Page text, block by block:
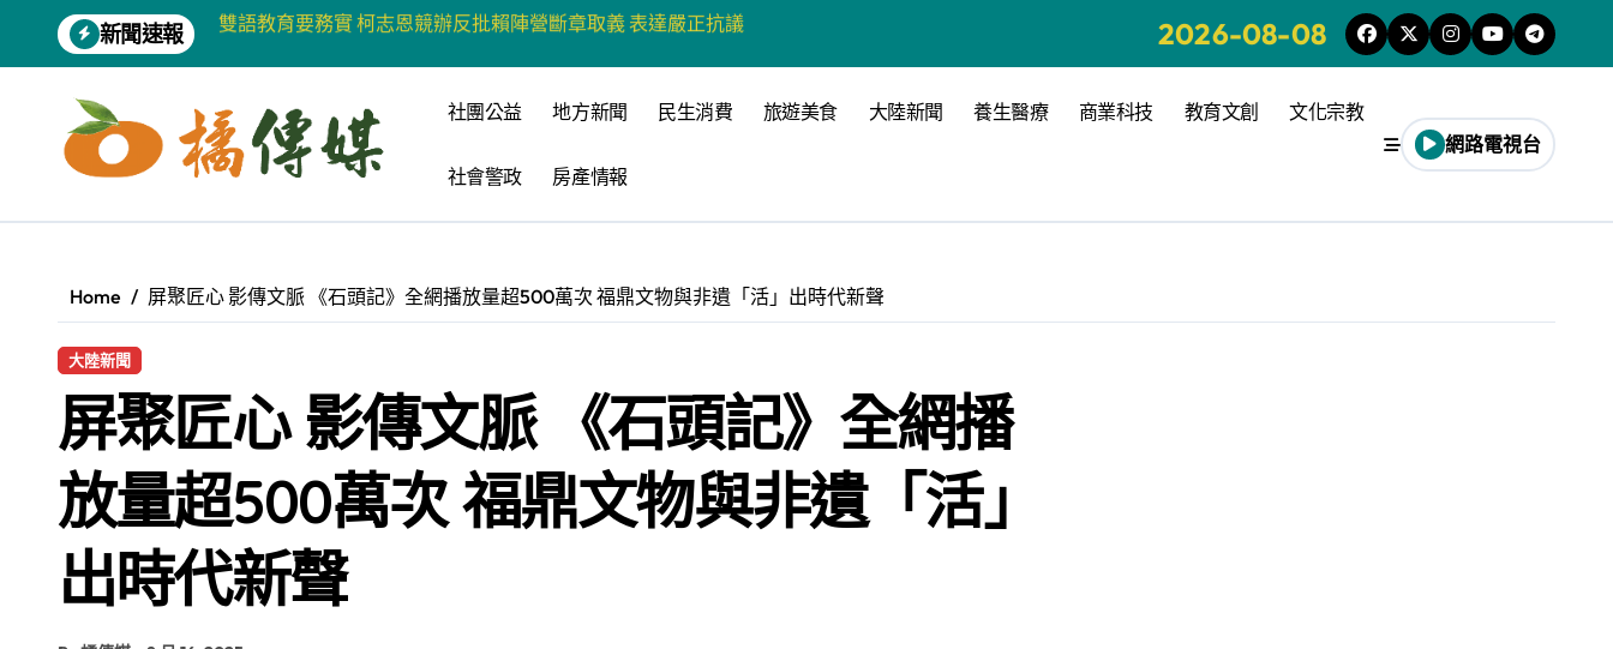
content
新聞速報
增殖放流超65萬尾魚苗 兩岸學生共營環保生態環境
柯志恩競選網站正式上線 打造數位選戰新平台 公開五大亮點
兩岸青年齊聚福州共話農文旅融合發展
藍綠市長參選人對無人載具條例互批 柯志恩：國民黨版才是「國防+產業」務實版
雅安 天府之肺裡的安逸密碼 一座被時光偏愛的巴適小城
高科大機電系與日本愛媛大學跨校合作 並感謝世豐螺絲捐助獎學金
《讀者》8月號新聞焦點 【錦瑟】
【第十四屆海峽青年薈】青春交流聚同心 攜手融合共奮進
2026-08-08
社團公益 地方新聞 民生消費 旅遊美食 大陸新聞 養生醫療 商業科技 教育文創 文化宗教
社會警政 房產情報
網路電視台
Home 屏聚匠心 影傳文脈 《石頭記》全網播放量超500萬次 福鼎文物與非遺「活」出時代新聲
大陸新聞
屏聚匠心 影傳文脈 《石頭記》全網播
放量超500萬次 福鼎文物與非遺「活」
出時代新聲